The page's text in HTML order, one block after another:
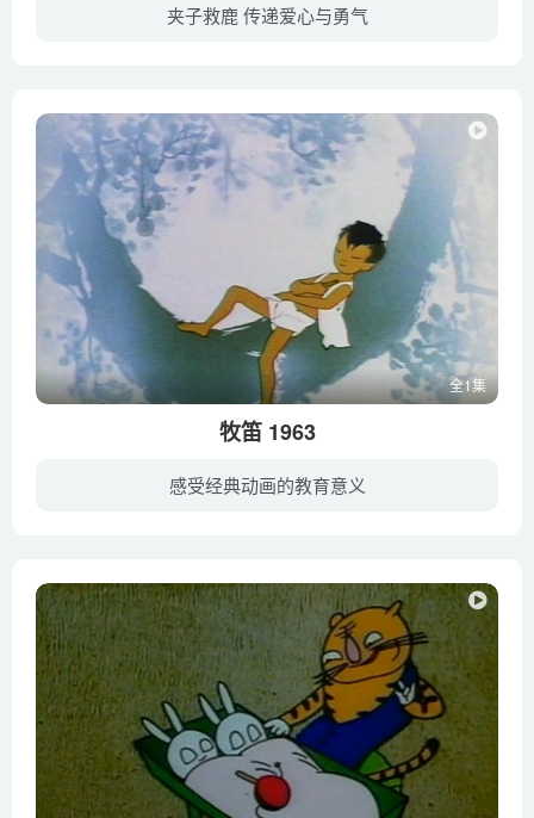
夹子救鹿 传递爱心与勇气
全1集
牧笛 1963
感受经典动画的教育意义